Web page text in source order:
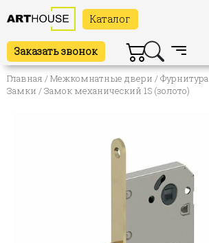
Каталог
Заказать звонок
Главная /Межкомнатные двери /Фурнитура
Замки / Замок механический 1S (золото)